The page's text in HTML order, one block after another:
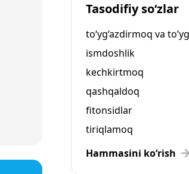
Tasodifiy so‘zlar
to‘yg‘azdirmoq va
ismdoshlik
kechkirtmoq
qashqaldoq
fitonsidlar
tiriqlamoq
Hammasini ko‘rish